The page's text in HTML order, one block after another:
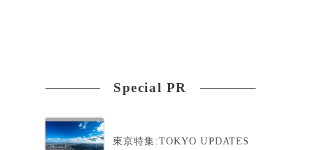
Special PR
東京特集:TOKYO UPDATES